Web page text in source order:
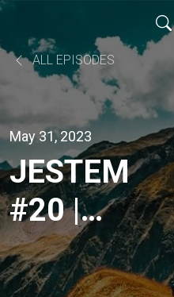
ALL EPISODES
May 31, 2023
JESTEM
#20 |
„Żyletkę
zawsze